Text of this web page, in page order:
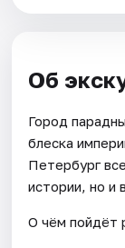
Об
Город
блеска
Петербург
истории, но и
О чём пойдёт